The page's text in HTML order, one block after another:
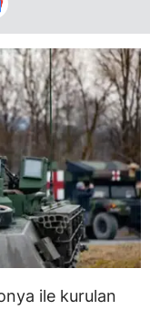
ile kurulan